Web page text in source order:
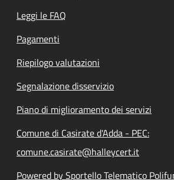
Leggi le FAQ
Pagamenti
Riepilogo valutazioni
Segnalazione disservizio
Piano di miglioramento dei servizi
Comune di Casirate d'Adda - PEC:
comune.casirate@halleycert.it
Powered by Sportello Telematico